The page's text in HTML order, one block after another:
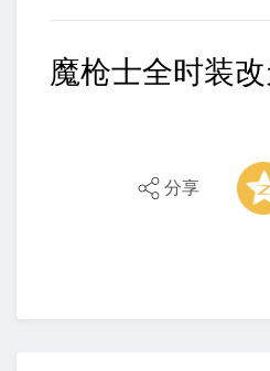
魔枪士全时装
分享